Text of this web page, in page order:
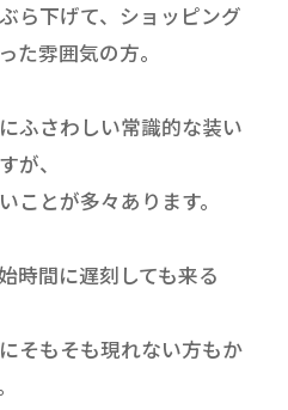
ら下げて、ショッピング
た雰囲気の方。
ふさわしい常識的な装い
が、
ことが多々あります。
時間に遅刻しても来る
そもそも現れない方もか